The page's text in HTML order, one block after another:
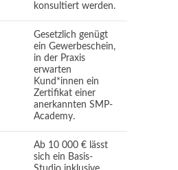
konsultiert werden.
Gesetzlich genügt
ein Gewerbeschein,
in der Praxis
erwarten
Kund*innen ein
Zertifikat einer
anerkannten SMP-
Academy.
Ab 10 000 € lässt
sich ein Basis-